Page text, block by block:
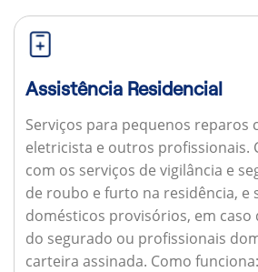
Assistência Residencial
Serviços para pequenos reparos
eletricista e outros profissionais.
com os serviços de vigilância e
de roubo e furto na residência, e
domésticos provisórios, em caso
do segurado ou profissionais
carteira assinada. Como funciona: